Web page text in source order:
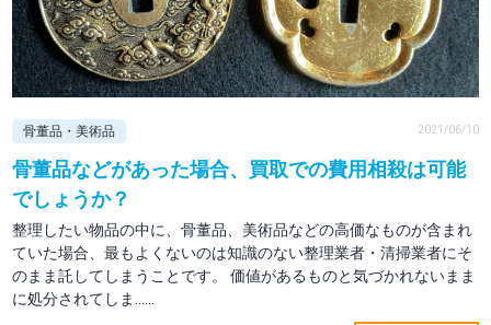
骨董品・美術品 2021/06/10
骨董品などがあった場合、買取での費用相殺は可能
でしょうか？
整理したい物品の中に、骨董品、美術品などの高価なものが含まれ
ていた場合、最もよくないのは知識のない整理業者・清掃業者にそ
のまま託してしまうことです。 価値があるものと気づかれないまま
に処分されてしま……